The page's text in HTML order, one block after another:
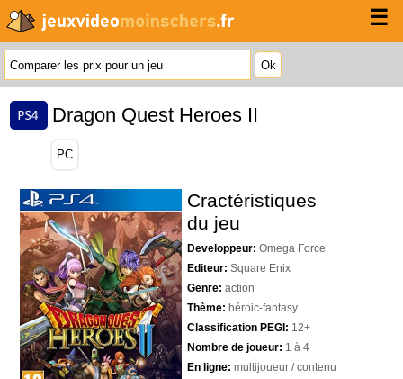
☰
Dragon Quest Heroes II
PC
Cractéristiques
du jeu
Developpeur: Omega Force
Editeur: Square Enix
Genre: action
Thème: héroic-fantasy
Classification PEGI: 12+
Nombre de joueur: 1 à 4
En ligne: multijoueur / contenu